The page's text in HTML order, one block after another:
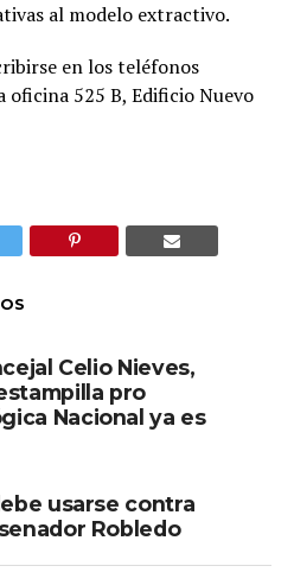
al modelo extractivo.
en los teléfonos
oficina 525 B, Edificio Nuevo
Celio Nieves,
pro
Nacional ya es
usarse contra
Robledo